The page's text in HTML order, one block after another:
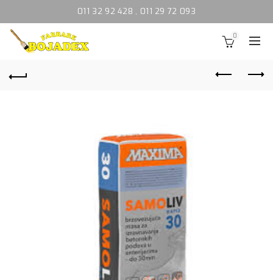
011 32 92 428 , 011 29 72 093
0